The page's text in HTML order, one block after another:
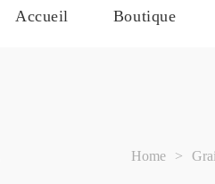
Accueil Boutique
Home >